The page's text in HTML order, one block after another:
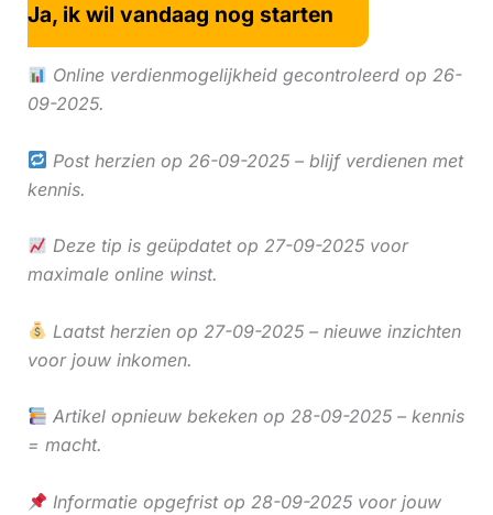
Ja, ik wil vandaag nog starten
Online verdienmogelijkheid gecontroleerd op 26-
09-2025.
Post herzien op 26-09-2025 – blijf verdienen met
kennis.
Deze tip is geüpdatet op 27-09-2025 voor
maximale online winst.
Laatst herzien op 27-09-2025 – nieuwe inzichten
voor jouw inkomen.
Artikel opnieuw bekeken op 28-09-2025 – kennis
= macht.
Informatie opgefrist op 28-09-2025 voor jouw